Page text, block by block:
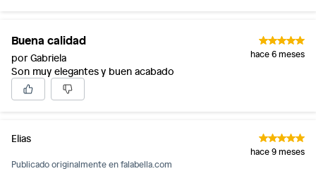
Buena calidad
por Gabriela hace 6 meses
Son muy elegantes y buen acabado
Elias
hace 9 meses
Publicado originalmente enfalabella.com